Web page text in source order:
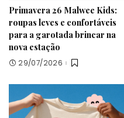
Primavera 26 Malwee Kids:
roupas leves e confortáveis
para a garotada brincar na
nova estação
29/07/2026